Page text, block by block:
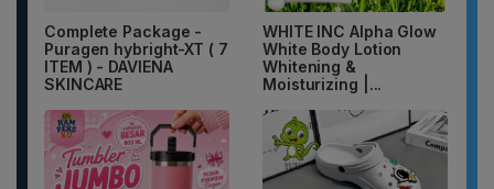
Complete Package -
Puragen hybright-XT ( 7
ITEM ) - DAVIENA
SKINCARE
WHITE INC Alpha Glow
White Body Lotion
Whitening &
Moisturizing |...